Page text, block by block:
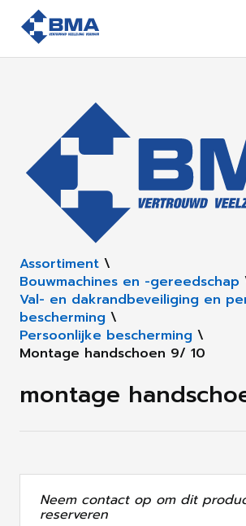
Assortiment \
Bouwmachines en -gereedschap
Val- en dakrandbeveiliging en
bescherming \
Persoonlijke bescherming \
Montage handschoen 9/ 10
montage
Neem contact op om dit
reserveren